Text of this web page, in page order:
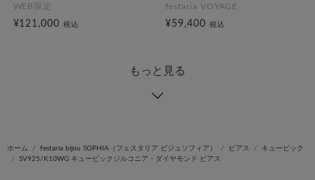
WEB限定
¥121,000税込
festaria VOYAGE
¥59,400 税込
もっと見る
ホーム festaria bijou SOPHIA（フェスタリア ビジュソフィア） ピアス
キュービック
SV925/K10WG キュービックジルコニア・ダイヤモンド ピアス